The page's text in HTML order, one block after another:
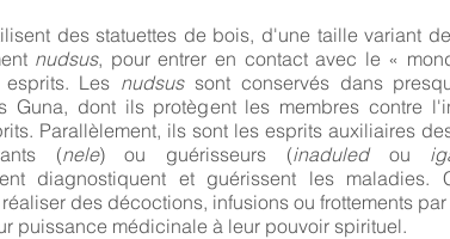
des statuettes de bois, d'une taille variant
nudsus, pour entrer en contact avec le «
Les nudsus sont conservés dans
Guna, dont ils protègent les membres contre
Parallèlement, ils sont les esprits auxiliaires
(nele) ou guérisseurs (inaduled ou
diagnostiquent et guérissent les maladies.
des décoctions, infusions ou frottements
puissance médicinale à leur pouvoir spirituel.